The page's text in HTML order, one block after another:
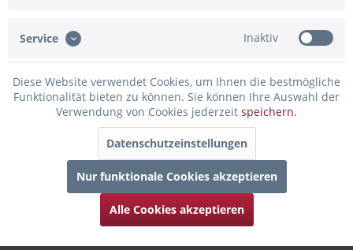
Infos zum Hersteller
Zubehör 4
Kunden kauften auch
Kunden haben sich ebenfalls angesehen
Service Inaktiv
Diese Website verwendet Cookies, um Ihnen die bestmögliche
Funktionalität bieten zu können. Sie können Ihre Auswahl der
Verwendung von Cookies jederzeit speichern.
Datenschutzeinstellungen
Nur funktionale Cookies akzeptieren
Alle Cookies akzeptieren